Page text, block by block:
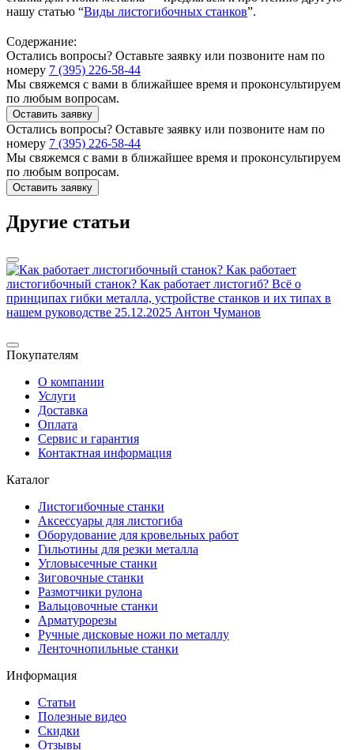
нашу статью “Виды листогибочных станков”.
Содержание:
Остались вопросы? Оставьте заявку или позвоните нам по
номеру 7 (395) 226-58-44
Мы свяжемся с вами в ближайшее время и проконсультируем
по любым вопросам.
Оставить заявку
Остались вопросы? Оставьте заявку или позвоните нам по
номеру 7 (395) 226-58-44
Мы свяжемся с вами в ближайшее время и проконсультируем
по любым вопросам.
Оставить заявку
Другие статьи
Как работает
листогибочный станок? Как работает листогиб? Всё о
принципах гибки металла, устройстве станков и их типах в
нашем руководстве 25.12.2025 Антон Чуманов
Покупателям
О компании
Услуги
Доставка
Оплата
Сервис и гарантия
Контактная информация
Каталог
Листогибочные станки
Аксессуары для листогиба
Оборудование для кровельных работ
Гильотины для резки металла
Угловысечные станки
Зиговочные станки
Размотчики рулона
Вальцовочные станки
Арматурорезы
Ручные дисковые ножи по металлу
Ленточнопильные станки
Информация
Статьи
Полезные видео
Скидки
Отзывы